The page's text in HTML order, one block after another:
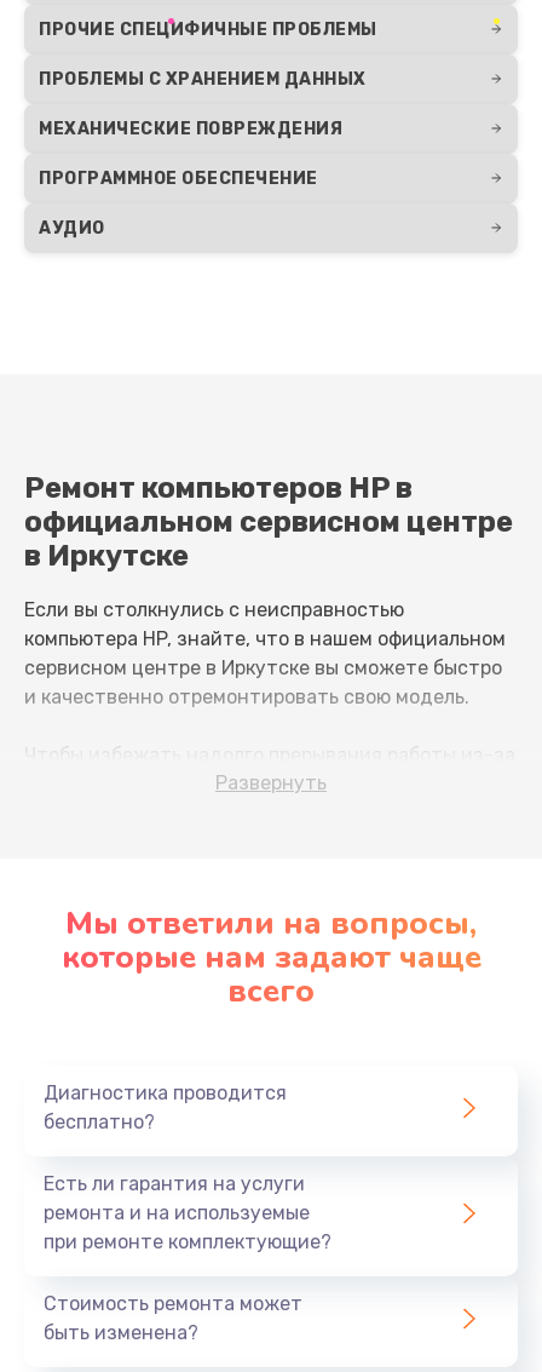
ПРОЧИЕ СПЕЦИФИЧНЫЕ ПРОБЛЕМЫ
ПРОБЛЕМЫ С ХРАНЕНИЕМ ДАННЫХ
МЕХАНИЧЕСКИЕ ПОВРЕЖДЕНИЯ
ПРОГРАММНОЕ ОБЕСПЕЧЕНИЕ
АУДИО
Ремонт компьютеров HP в
официальном сервисном центре
в Иркутске
Если вы столкнулись с неисправностью
компьютера HP, знайте, что в нашем официальном
сервисном центре в Иркутске вы сможете быстро
и качественно отремонтировать свою модель.
поломки компьютера, обратите внимание на
при загрузке операционная система выдает
подхватили вирусы и вредоносные
программы, замедляющие работу компьютера;
периферийные устройства;
быстрый разряд батареи;
не работают порты и разъемы;
отваливается wi-fi.
Развернуть
Мы ответили на вопросы,
которые нам задают чаще
всего
Диагностика проводится
бесплатно?
Есть ли гарантия на услуги
ремонта и на используемые
при ремонте комплектующие?
Стоимость ремонта может
быть изменена?